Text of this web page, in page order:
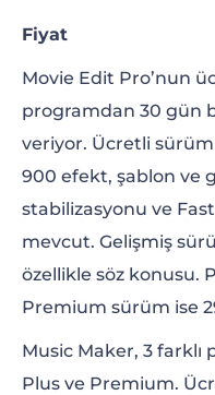
Fiyat
Movie Edit Pro’nun
programdan 30 gün
veriyor. Ücretli
900 efekt, şablon ve
stabilizasyonu ve
mevcut. Gelişmiş
özellikle söz konusu.
Premium sürüm ise
Music Maker, 3 farklı
Plus ve Premium.